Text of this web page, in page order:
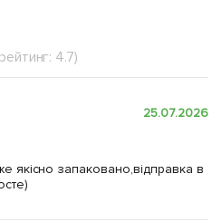
4.7)
25.07.2026
якісно запаковано,відправка в